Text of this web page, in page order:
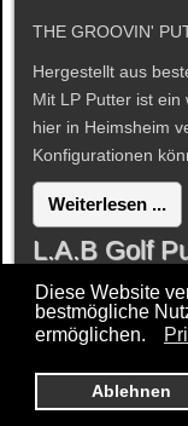
Diese Website
bestmögliche
ermöglichen.
Ablehnen
THE GROOVIN'
Hergestellt aus
Mit LP Putter ist
hier in Heimsheim
Konfigurationen
Weiterlesen ...
L.A.B Golf
Ab sofort stehen
bereit !